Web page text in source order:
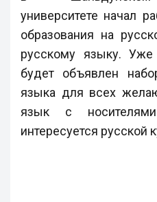
университете начал
образования на
русскому языку.
будет объявлен
языка для всех
язык с
интересуется русской